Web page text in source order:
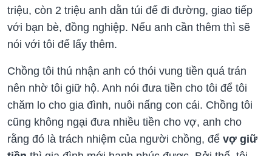
triệu, còn 2 triệu anh dằn túi để đi đường, giao tiếp
với bạn bè, đồng nghiệp. Nếu anh cần thêm thì sẽ
nói với tôi để lấy thêm.
Chồng tôi thú nhận anh có thói vung tiền quá trán
nên nhờ tôi giữ hộ. Anh nói đưa tiền cho tôi để tôi
chăm lo cho gia đình, nuôi nấng con cái. Chồng tôi
cũng không ngại đưa nhiều tiền cho vợ, anh cho
rằng đó là trách nhiệm của người chồng, để vợ giữ